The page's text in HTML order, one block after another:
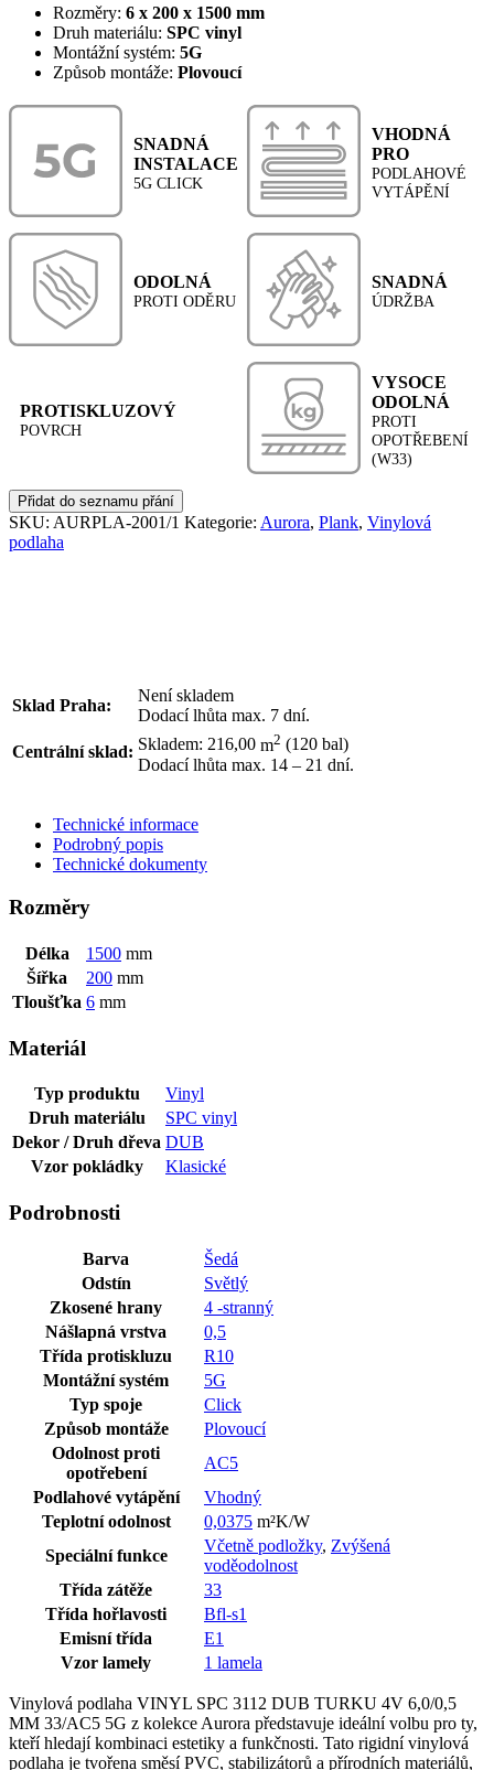
Rozměry: 6 x 200 x 1500 mm
Druh materiálu: SPC vinyl
Montážní systém: 5G
Způsob montáže: Plovoucí
SNADNÁ
INSTALACE
5G CLICK
VHODNÁ
PRO
PODLAHOVÉ
VYTÁPĚNÍ
ODOLNÁ
PROTI ODĚRU
SNADNÁ
ÚDRŽBA
PROTISKLUZOVÝ
POVRCH
VYSOCE
ODOLNÁ
PROTI
OPOTŘEBENÍ
(W33)
Přidat do seznamu přání
SKU: AURPLA-2001/1 Kategorie: Aurora, Plank, Vinylová
podlaha
Sklad Praha:
Není skladem
Dodací lhůta max. 7 dní.
Centrální sklad: Skladem: 216,00 m2 (120 bal)
Dodací lhůta max. 14 – 21 dní.
Technické informace
Podrobný popis
Technické dokumenty
Rozměry
Délka 1500 mm
Šířka
200 mm
Tloušťka 6 mm
Materiál
Typ produktu
Vinyl
Druh materiálu
SPC vinyl
Dekor / Druh dřeva DUB
Vzor pokládky
Klasické
Podrobnosti
Barva
Šedá
Odstín
Světlý
Zkosené hrany
4 -stranný
Nášlapná vrstva
0,5
Třída protiskluzu
R10
Montážní systém
5G
Typ spoje
Click
Způsob montáže
Plovoucí
Odolnost proti
opotřebení
AC5
Podlahové vytápění
Vhodný
Teplotní odolnost
0,0375 m²K/W
Speciální funkce
Včetně podložky, Zvýšená
voděodolnost
Třída zátěže
33
Třída hořlavosti
Bfl-s1
Emisní třída
E1
Vzor lamely
1 lamela
Vinylová podlaha VINYL SPC 3112 DUB TURKU 4V 6,0/0,5
MM 33/AC5 5G z kolekce Aurora představuje ideální volbu pro ty,
kteří hledají kombinaci estetiky a funkčnosti. Tato rigidní vinylová
podlaha je tvořena směsí PVC, stabilizátorů a přírodních materiálů,